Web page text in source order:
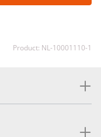
Product: NL-10001110-1